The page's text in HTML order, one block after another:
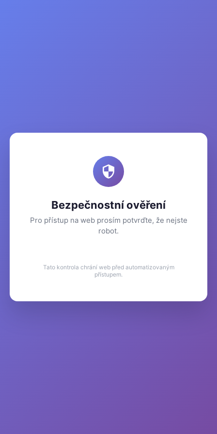
Bezpečnostní ověření
Pro přístup na web prosím potvrďte, že nejste
robot.
Tato kontrola chrání web před automatizovaným
přístupem.